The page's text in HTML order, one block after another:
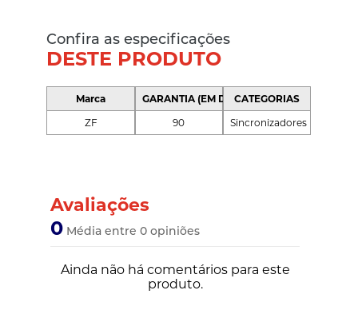
Confira as especificações
DESTE PRODUTO
Marca
ZF
GARANTIA (EM DIAS)
90
CATEGORIAS
Sincronizadores
Avaliações
0 Média entre 0 opiniões
Ainda não há comentários para este
produto.